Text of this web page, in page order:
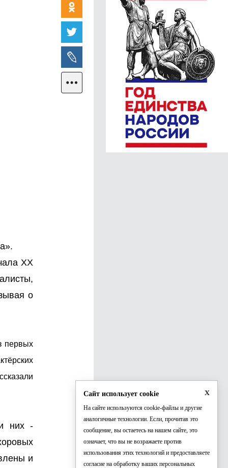
XX
о
первых
них -
и
x
Сайт использует cookie
На сайте используются cookie-файлы и другие
аналогичные технологии. Если, прочитав это
сообщение, вы остаетесь на нашем сайте, это
означает, что вы не возражаете против
использования этих технологий и предоставляете
согласие на обработку ваших персональных